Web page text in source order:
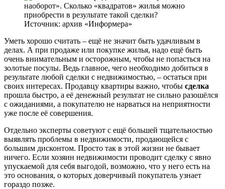
Источник: архив «Информера»
Уметь хорошо считать – ещё не значит быть удачливым в
делах. А при продаже или покупке жилья, надо ещё быть
очень внимательным и осторожным, чтобы не попасться на
золотые посулы. Ведь главное, чего необходимо добиться в
результате любой сделки с недвижимостью, – остаться при
своих интересах. Продавцу квартиры важно, чтобы сделка
прошла быстро, а её денежный результат не сильно разошёлся
с ожиданиями, а покупателю не нарваться на неприятности
уже после её совершения.
Отдельно эксперты советуют с ещё большей тщательностью
выявлять проблемы в недвижимости, продающейся с
большим дисконтом. Просто так в этой жизни не бывает
ничего. Если хозяин недвижимости проводит сделку с явно
упускаемой для себя выгодой, возможно, что у него есть на
это основания, о которых доверчивый покупатель узнает
гораздо позже.